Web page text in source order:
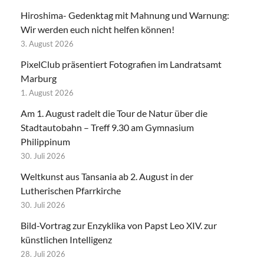
Hiroshima- Gedenktag mit Mahnung und Warnung:
Wir werden euch nicht helfen können!
3. August 2026
PixelClub präsentiert Fotografien im Landratsamt
Marburg
1. August 2026
Am 1. August radelt die Tour de Natur über die
Stadtautobahn – Treff 9.30 am Gymnasium
Philippinum
30. Juli 2026
Weltkunst aus Tansania ab 2. August in der
Lutherischen Pfarrkirche
30. Juli 2026
Bild-Vortrag zur Enzyklika von Papst Leo XIV. zur
künstlichen Intelligenz
28. Juli 2026